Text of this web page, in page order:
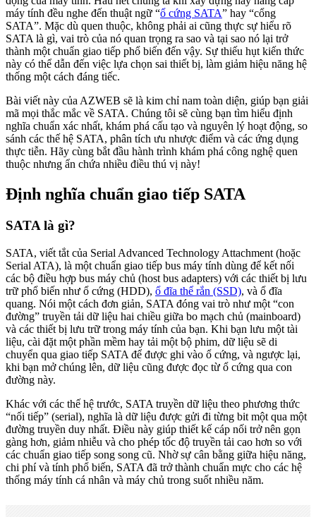
máy tính đều nghe đến thuật ngữ “ổ cứng SATA” hay “cổng
SATA”. Mặc dù quen thuộc, không phải ai cũng thực sự hiểu rõ
SATA là gì, vai trò của nó quan trọng ra sao và tại sao nó lại trở
thành một chuẩn giao tiếp phổ biến đến vậy. Sự thiếu hụt kiến thức
này có thể dẫn đến việc lựa chọn sai thiết bị, làm giảm hiệu năng hệ
thống một cách đáng tiếc.
Bài viết này của AZWEB sẽ là kim chỉ nam toàn diện, giúp bạn giải
mã mọi thắc mắc về SATA. Chúng tôi sẽ cùng bạn tìm hiểu định
nghĩa chuẩn xác nhất, khám phá cấu tạo và nguyên lý hoạt động, so
sánh các thế hệ SATA, phân tích ưu nhược điểm và các ứng dụng
thực tiễn. Hãy cùng bắt đầu hành trình khám phá công nghệ quen
thuộc nhưng ẩn chứa nhiều điều thú vị này!
Định nghĩa chuẩn giao tiếp SATA
SATA là gì?
SATA, viết tắt của Serial Advanced Technology Attachment (hoặc
Serial ATA), là một chuẩn giao tiếp bus máy tính dùng để kết nối
các bộ điều hợp bus máy chủ (host bus adapters) với các thiết bị lưu
trữ phổ biến như ổ cứng (HDD), ổ đĩa thể rắn (SSD), và ổ đĩa
quang. Nói một cách đơn giản, SATA đóng vai trò như một “con
đường” truyền tải dữ liệu hai chiều giữa bo mạch chủ (mainboard)
và các thiết bị lưu trữ trong máy tính của bạn. Khi bạn lưu một tài
liệu, cài đặt một phần mềm hay tải một bộ phim, dữ liệu sẽ di
chuyển qua giao tiếp SATA để được ghi vào ổ cứng, và ngược lại,
khi bạn mở chúng lên, dữ liệu cũng được đọc từ ổ cứng qua con
đường này.
Khác với các thế hệ trước, SATA truyền dữ liệu theo phương thức
“nối tiếp” (serial), nghĩa là dữ liệu được gửi đi từng bit một qua một
đường truyền duy nhất. Điều này giúp thiết kế cáp nối trở nên gọn
gàng hơn, giảm nhiễu và cho phép tốc độ truyền tải cao hơn so với
các chuẩn giao tiếp song song cũ. Nhờ sự cân bằng giữa hiệu năng,
chi phí và tính phổ biến, SATA đã trở thành chuẩn mực cho các hệ
thống máy tính cá nhân và máy chủ trong suốt nhiều năm.